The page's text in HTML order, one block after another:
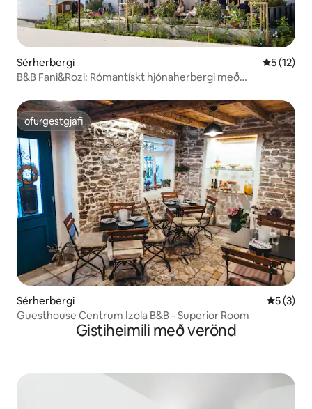
Sérherbergi 5 af 5 í
5 (12)
B&B Fani&Rozi: Rómantískt hjónaherbergi með
ofurgestgjafi
ofurgestgjafi
Sérherbergi 5 af 5 í
5 (3)
Guesthouse Centrum Izola B&B - Superior Room
Gistiheimili með verönd